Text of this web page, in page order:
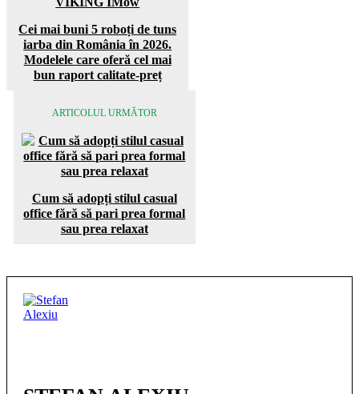
Cei mai buni 5 roboți de tuns
iarba din România în 2026.
Modelele care oferă cel mai
bun raport calitate-preț
ARTICOLUL URMĂTOR
Cum să adopți stilul casual
office fără să pari prea formal
sau prea relaxat